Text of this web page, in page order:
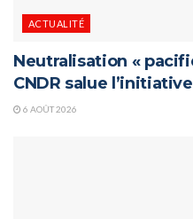
ACTUALITÉ
Neutralisation «
CNDR salue
6 AOÛT 2026